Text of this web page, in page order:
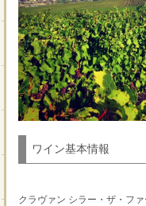
ワイン基本情報
クラヴァン シラー・ザ・フ